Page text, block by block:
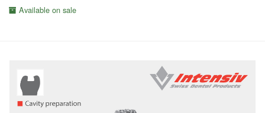
Available on sale